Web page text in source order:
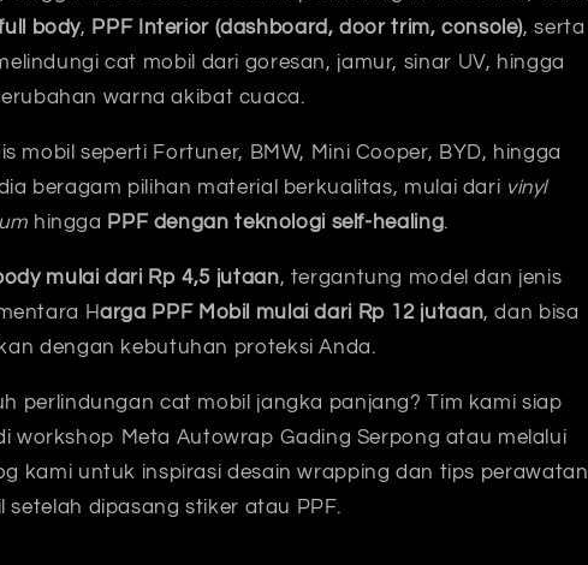
body, PPF Interior (dashboard, door trim, console), serta
cat mobil dari goresan, jamur, sinar UV, hingga
warna akibat cuaca.
mobil seperti Fortuner, BMW, Mini Cooper, BYD, hingga
beragam pilihan material berkualitas, mulai dari vinyl
hingga PPF dengan teknologi self-healing.
mulai dari Rp 4,5 jutaan, tergantung model dan jenis
Harga PPF Mobil mulai dari Rp 12 jutaan, dan bisa
dengan kebutuhan proteksi Anda.
perlindungan cat mobil jangka panjang? Tim kami siap
workshop Meta Autowrap Gading Serpong atau melalui
kami untuk inspirasi desain wrapping dan tips perawatan
setelah dipasang stiker atau PPF.